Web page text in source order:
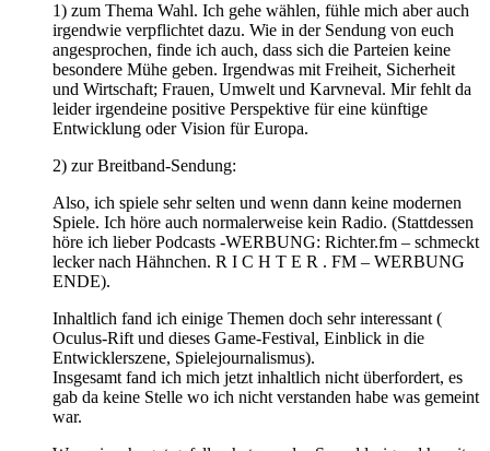
1) zum Thema Wahl. Ich gehe wählen, fühle mich aber auch
irgendwie verpflichtet dazu. Wie in der Sendung von euch
angesprochen, finde ich auch, dass sich die Parteien keine
besondere Mühe geben. Irgendwas mit Freiheit, Sicherheit
und Wirtschaft; Frauen, Umwelt und Karvneval. Mir fehlt da
leider irgendeine positive Perspektive für eine künftige
Entwicklung oder Vision für Europa.
2) zur Breitband-Sendung:
Also, ich spiele sehr selten und wenn dann keine modernen
Spiele. Ich höre auch normalerweise kein Radio. (Stattdessen
höre ich lieber Podcasts -WERBUNG: Richter.fm – schmeckt
lecker nach Hähnchen. R I C H T E R . FM – WERBUNG
ENDE).
Inhaltlich fand ich einige Themen doch sehr interessant (
Oculus-Rift und dieses Game-Festival, Einblick in die
Entwicklerszene, Spielejournalismus).
Insgesamt fand ich mich jetzt inhaltlich nicht überfordert, es
gab da keine Stelle wo ich nicht verstanden habe was gemeint
war.